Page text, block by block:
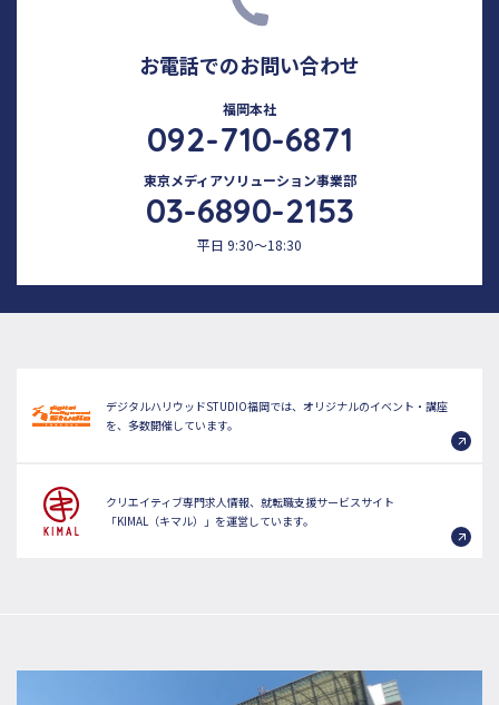
お電話でのお問い合わせ
福岡本社
092-710-6871
東京メディアソリューション事業部
03-6890-2153
平日 9:30～18:30
デジタルハリウッドSTUDIO福岡では、オリジナルのイベント・講座
を、多数開催しています。
クリエイティブ専門求人情報、就転職支援サービスサイト
「KIMAL（キマル）」を運営しています。